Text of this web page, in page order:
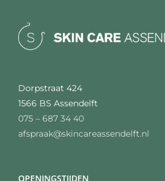
Dorpstraat 424
1566 BS Assendelft
075 – 687 34 40
afspraak@skincareassendelft.nl
OPENINGSTIJDEN